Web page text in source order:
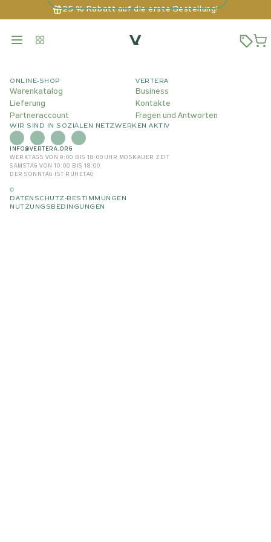
25 % Rabatt auf die erste Bestellung!
ONLINE-SHOP
Warenkatalog
Lieferung
Partneraccount
VERTERA
Business
Kontakte
Fragen und Antworten
WIR SIND IN SOZIALEN NETZWERKEN AKTIV
INFO@VERTERA.ORG
WERKTAGS VON 9:00 BIS 18:00 UHR MOSKAUER ZEIT
SAMSTAG VON 10:00 BIS 18:00
DER SONNTAG IST RUHETAG
©
DATENSCHUTZ-BESTIMMUNGEN
NUTZUNGSBEDINGUNGEN